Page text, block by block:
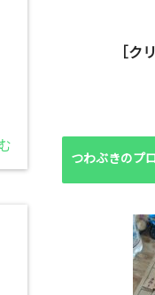
［ク
つわぶきのプ